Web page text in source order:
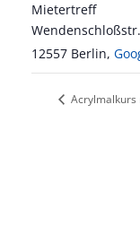
Mietertreff
12557 Berlin,
Acrylmalkurs